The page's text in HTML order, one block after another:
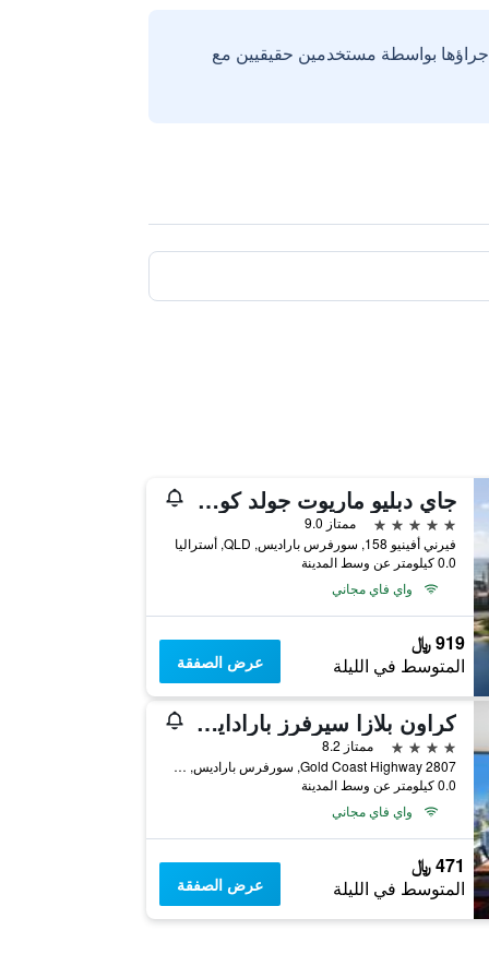
بواسطة مستخدمين حقيقيين مع
جاي دبليو ماريوت جولد كوست ريزورت آند سبا
5 نجوم
ممتاز 9.0
فيرني أفينيو 158, سورفرس باراديس, QLD, أستراليا
0.0 كيلومتر عن وسط المدينة
واي فاي مجاني
919 ﷼
المتوسط في الليلة عرض الصفقة
كراون بلازا سيرفرز بارادايس
4 نجوم
ممتاز 8.2
2807 Gold Coast Highway, سورفرس باراديس, QLD, أستراليا
0.0 كيلومتر عن وسط المدينة
واي فاي مجاني
471 ﷼
المتوسط في الليلة عرض الصفقة